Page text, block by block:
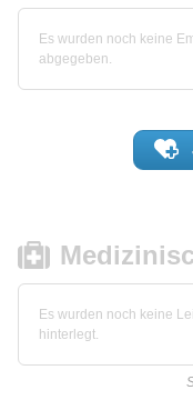
Es wurden noch keine
abgegeben.
Es wurden noch keine
hinterlegt.